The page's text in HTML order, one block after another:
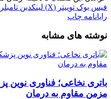
فیس بوک توییتر (X) لینکدین ‫تامبلر
رایانامه چاپ
نوشته های مشابه
باتری نخاعی؛ فناوری نوین
مزمن مقاوم به درمان